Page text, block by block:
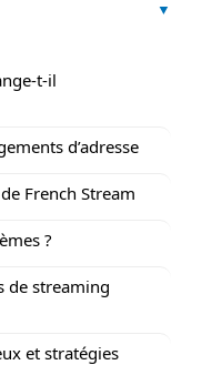
t-il
d’adresse
French Stream
?
de streaming
et stratégies